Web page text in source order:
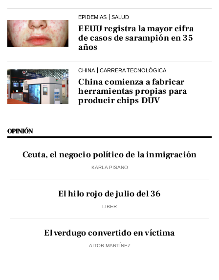
EPIDEMIAS SALUD
EEUU registra la mayor cifra
de casos de sarampión en 35
años
CHINA CARRERA TECNOLÓGICA
China comienza a fabricar
herramientas propias para
producir chips DUV
OPINIÓN
Ceuta, el negocio político de la inmigración
KARLA PISANO
El hilo rojo de julio del 36
LIBER
El verdugo convertido en víctima
AITOR MARTÍNEZ